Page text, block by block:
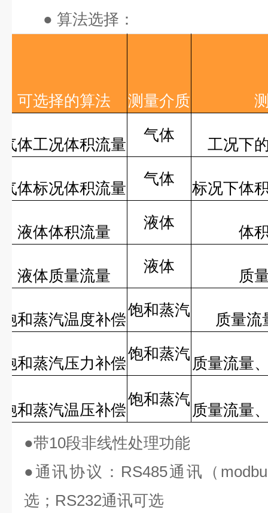
● 算法选择：
可选择的算法 测量介质
气体工况体积流量
气体
工况下
气体标况体积流量
气体
标况下体
液体体积流量
液体
体
液体质量流量
液体
质
饱和蒸汽温度补偿
饱和蒸汽
质量流
饱和蒸汽压力补偿
饱和蒸汽
质量流量
饱和蒸汽温压补偿
饱和蒸汽
质量流量
●带10段非线性处理功能
● 通讯协议： RS485通讯（
选； RS232通讯可选